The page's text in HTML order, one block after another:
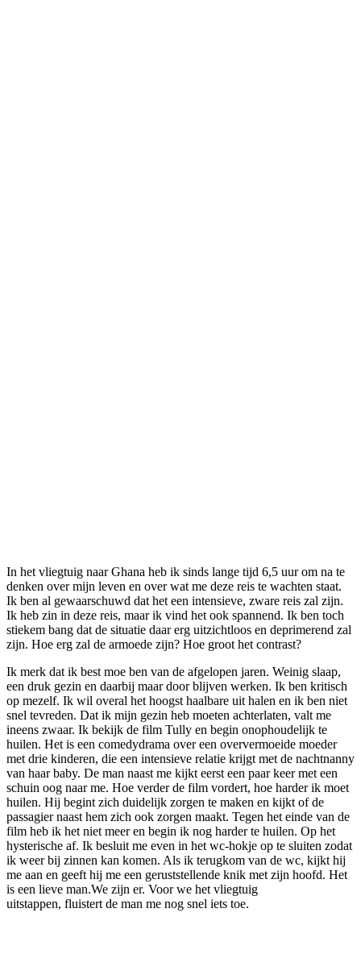
In het vliegtuig naar Ghana heb ik sinds lange tijd 6,5 uur om na te
denken over mijn leven en over wat me deze reis te wachten staat.
Ik ben al gewaarschuwd dat het een intensieve, zware reis zal zijn.
Ik heb zin in deze reis, maar ik vind het ook spannend. Ik ben toch
stiekem bang dat de situatie daar erg uitzichtloos en deprimerend zal
zijn. Hoe erg zal de armoede zijn? Hoe groot het contrast?
Ik merk dat ik best moe ben van de afgelopen jaren. Weinig slaap,
een druk gezin en daarbij maar door blijven werken. Ik ben kritisch
op mezelf. Ik wil overal het hoogst haalbare uit halen en ik ben niet
snel tevreden. Dat ik mijn gezin heb moeten achterlaten, valt me
ineens zwaar. Ik bekijk de film Tully en begin onophoudelijk te
huilen. Het is een comedydrama over een oververmoeide moeder
met drie kinderen, die een intensieve relatie krijgt met de nachtnanny
van haar baby. De man naast me kijkt eerst een paar keer met een
schuin oog naar me. Hoe verder de film vordert, hoe harder ik moet
huilen. Hij begint zich duidelijk zorgen te maken en kijkt of de
passagier naast hem zich ook zorgen maakt. Tegen het einde van de
film heb ik het niet meer en begin ik nog harder te huilen. Op het
hysterische af. Ik besluit me even in het wc-hokje op te sluiten zodat
ik weer bij zinnen kan komen. Als ik terugkom van de wc, kijkt hij
me aan en geeft hij me een geruststellende knik met zijn hoofd. Het
is een lieve man.We zijn er. Voor we het vliegtuig
uitstappen, fluistert de man me nog snel iets toe.